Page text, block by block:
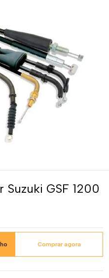
GSF 1200
Comprar agora